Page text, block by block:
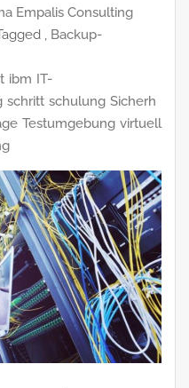
Empalis Consulting
, Backup-
ibm IT-
schritt schulung Sicherh
Testumgebung virtuell